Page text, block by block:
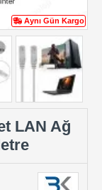
Aynı Gün Kargo
LAN Ağ